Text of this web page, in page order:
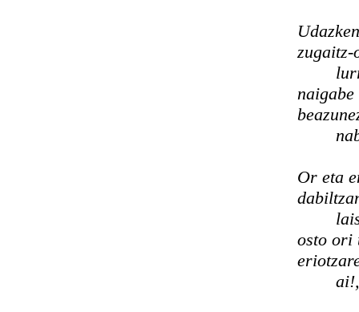
Or eta
osto ori